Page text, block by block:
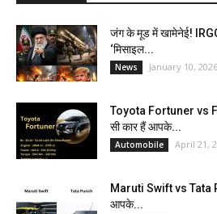
जंग के मूड में खामेनेई!
‘मिसाइल...
News January 10, 2026
Toyota Fortuner vs
सी कार हैं आपके...
Automobile April 21,
Maruti Swift vs Tata
आपके...